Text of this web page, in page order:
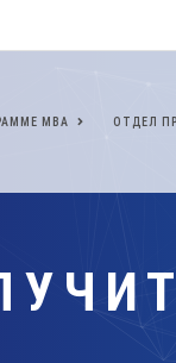
МВА ОТДЕЛ